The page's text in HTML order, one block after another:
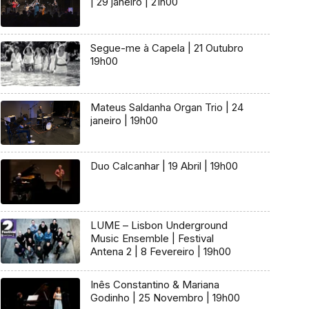
Segue-me à Capela | 21 Outubro
19h00
Mateus Saldanha Organ Trio | 24
janeiro | 19h00
Duo Calcanhar | 19 Abril | 19h00
LUME – Lisbon Underground
Music Ensemble | Festival
Antena 2 | 8 Fevereiro | 19h00
Inês Constantino & Mariana
Godinho | 25 Novembro | 19h00